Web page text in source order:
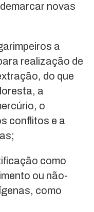
novas
a
realização de
do que
a
o
conflitos e a
como
ou não-
como